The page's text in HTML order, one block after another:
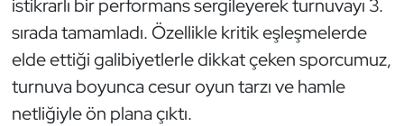
istikrarlı bir performans sergileyerek turnuvayı 3.
sırada tamamladı. Özellikle kritik eşleşmelerde
elde ettiği galibiyetlerle dikkat çeken sporcumuz,
turnuva boyunca cesur oyun tarzı ve hamle
netliğiyle ön plana çıktı.
Masa Tenisi
Modern Pentatlon
Motor Sporları